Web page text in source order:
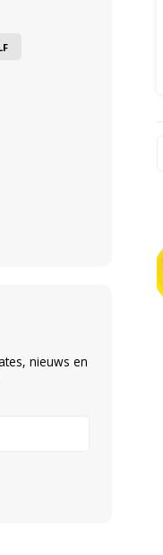
nieuws en